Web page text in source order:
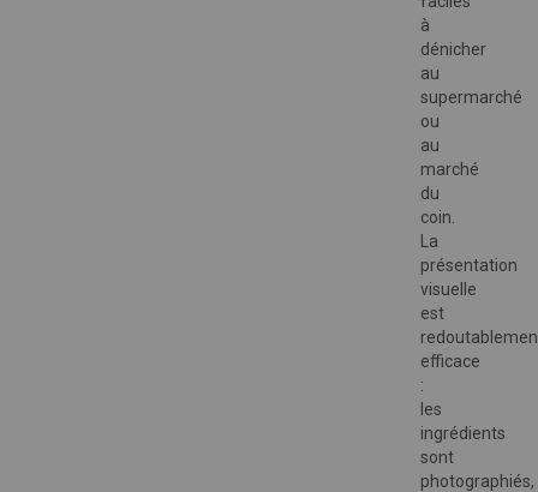
à
dénicher
au
supermarché
ou
au
marché
du
coin.
La
présentation
visuelle
est
efficace
:
les
ingrédients
sont
photographiés,